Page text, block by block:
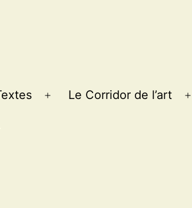
Ouvrir
Le Corridor de l’art